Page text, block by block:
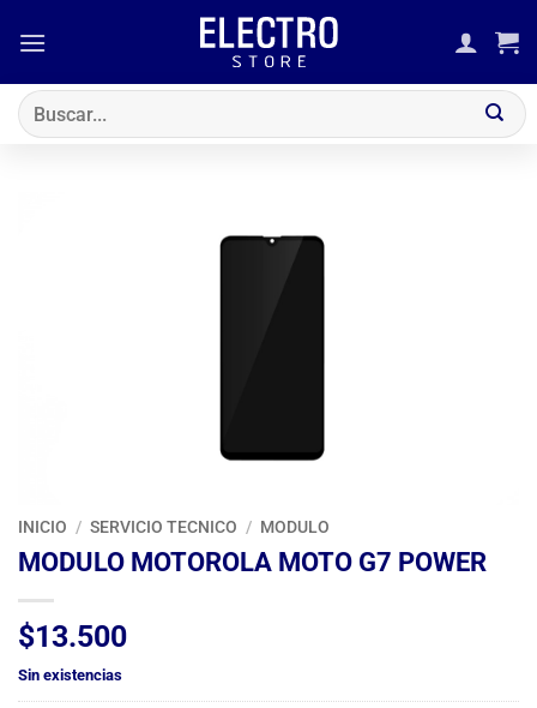
Buscar
por:
INICIO / SERVICIO TECNICO / MODULO
MODULO MOTOROLA MOTO G7 POWER
$13.500
Sin existencias